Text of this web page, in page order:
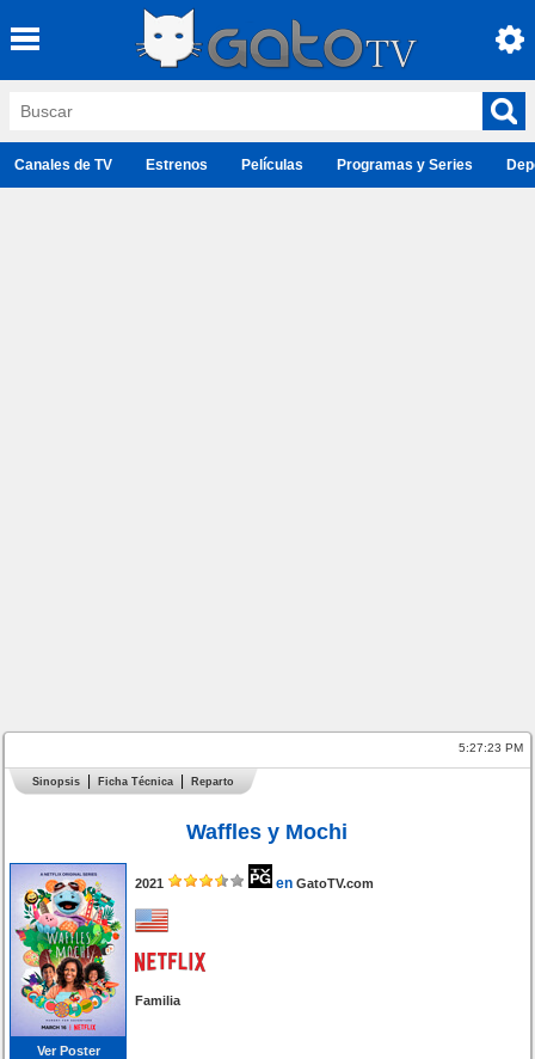
Canales de TV Estrenos Películas Programas y Series
5:27:23 PM
Sinopsis Ficha Técnica Reparto
Waffles y Mochi
Ver Poster
2021 en GatoTV.com
Familia